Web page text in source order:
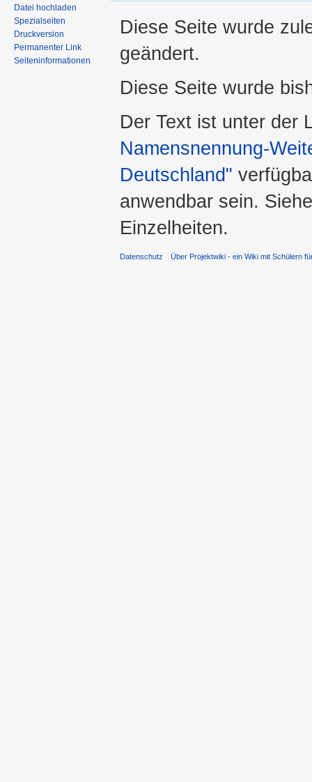
Datei hochladen
Spezialseiten
Druckversion
Permanenter Link
Seiteninformationen
Diese Seite wurde
geändert.
Diese Seite wurde
Der Text ist unter der
Namensnennung-
Deutschland"
anwendbar sein.
Einzelheiten.
Datenschutz Über Projektwiki - ein Wiki mit Schülern